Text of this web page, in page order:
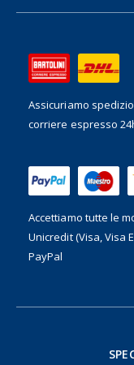
Assicuriamo
corriere espresso
Accettiamo tutte le
Unicredit (Visa, Visa
PayPal